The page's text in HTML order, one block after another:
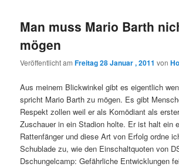
Man muss Mario Barth
mögen
Veröffentlicht amFreitag 28 Januar , 2011 von
Aus meinem Blickwinkel gibt es eigentlich
spricht Mario Barth zu mögen. Es gibt
Respekt zollen weil er als Komödiant als
Zuschauer in ein Stadion holte. Er ist halt ein
Rattenfänger und diese Art von Erfolg ordne
Schublade zu, wie den Einschaltquoten von
Dschungelcamp: Gefährliche Entwicklungen